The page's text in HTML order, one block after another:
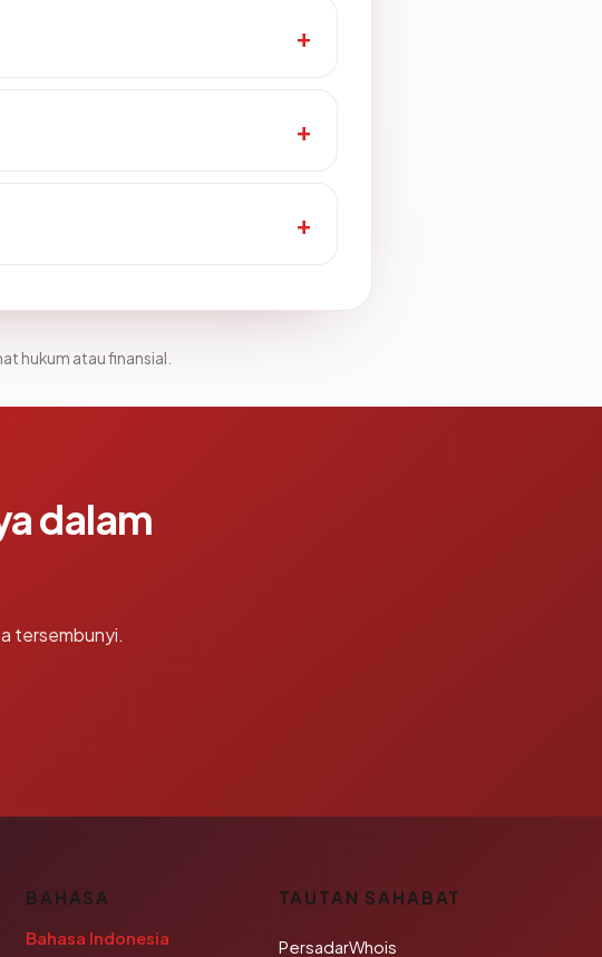
hukum atau finansial.
dalam
tersembunyi.
BAHASA
Bahasa Indonesia
TAUTAN SAHABAT
PersadarWhois